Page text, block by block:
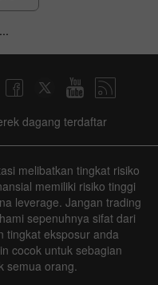
dagang terdaftar
melibatkan tingkat risiko
memiliki risiko tinggi
leverage. Jangan trading
sepenuhnya sifat dari
tingkat eksposur anda
cocok untuk sebagian
semua orang.